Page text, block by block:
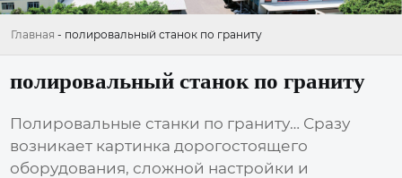
Главная - полировальный станок по граниту
полировальный станок по граниту
Полировальные станки по граниту… Сразу
возникает картинка дорогостоящего
оборудования, сложной настройки и